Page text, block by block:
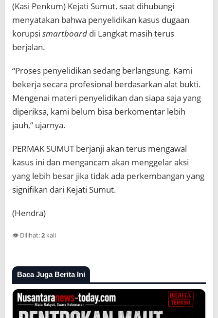
(Kasi Penkum) Kejati Sumut, saat dihubungi
menyatakan bahwa penyelidikan kasus dugaan
korupsi smartboard di Langkat masih terus
berjalan.
“Proses penyelidikan sedang berlangsung. Kami
bekerja secara profesional berdasarkan alat bukti.
Mengenai materi penyelidikan dan siapa saja yang
diperiksa, kami belum bisa berkomentar lebih
jauh,” ujarnya.
PERMAK SUMUT berjanji akan terus mengawal
kasus ini dan mengancam akan menggelar aksi
yang lebih besar jika tidak ada perkembangan yang
signifikan dari Kejati Sumut.
(Hendra)
👁️ Dilihat:2 kali
Baca Juga Berita Ini